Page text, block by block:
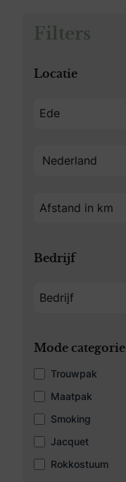
Filters
Locatie
Bedrijf
Mode categorie
Trouwpak
Maatpak
Smoking
Jacquet
Rokkostuum